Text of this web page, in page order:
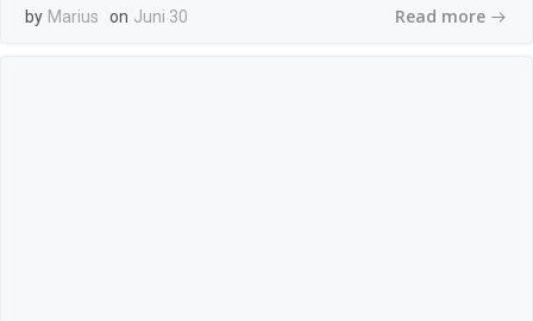
by Marius on Juni 30 Read more